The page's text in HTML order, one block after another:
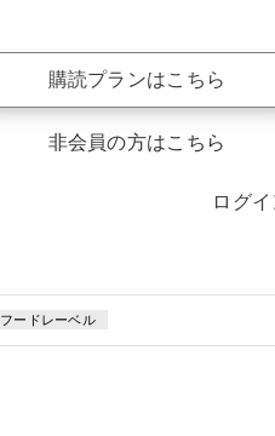
購読プランはこちら
非会員の方はこちら
ログ
フードレーベル